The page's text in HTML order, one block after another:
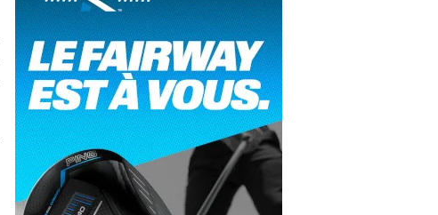
Tiger Woods se retire du Genesis Invitational
Evian Resort Golf Club : Saison 2 du
Programme Performance
Royal Air Maroc Golf & Padel Cup : le nouvel
event sport et networking
LPGA Tour 2026 : une saison record pour le
golf féminin
Ladies European Tour 2026 : une saison
historique sur cinq continents